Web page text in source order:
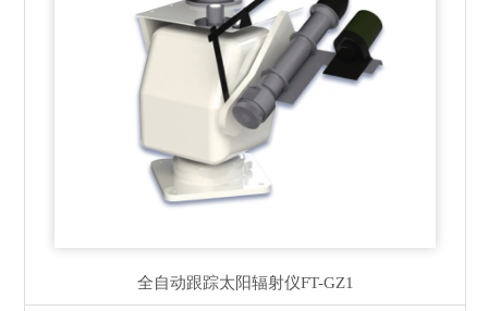
全自动跟踪太阳辐射仪FT-GZ1